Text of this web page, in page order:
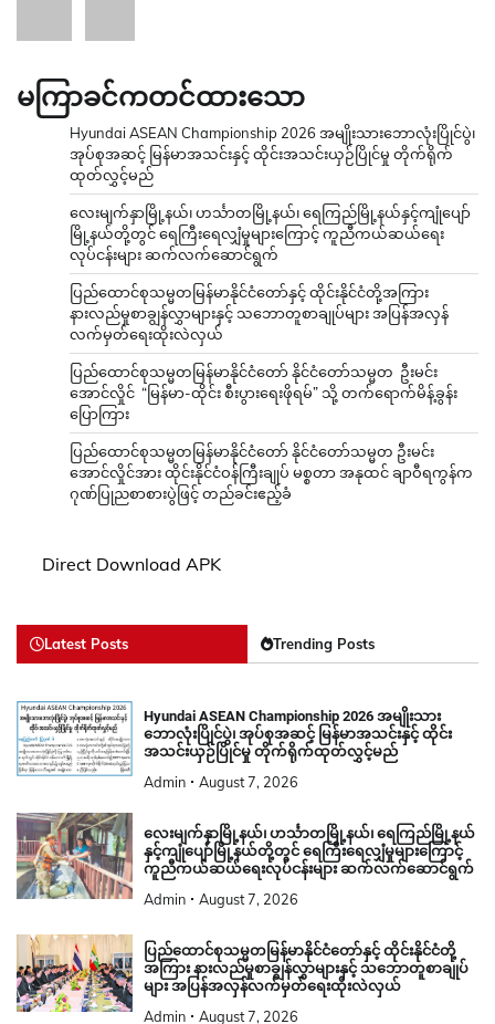
မကြာခင်ကတင်ထားသော
Hyundai ASEAN Championship 2026 အမျိုးသားဘောလုံးပြိုင်ပွဲ၊
အုပ်စုအဆင့် မြန်မာအသင်းနှင့် ထိုင်းအသင်းယှဉ်ပြိုင်မှု တိုက်ရိုက်
ထုတ်လွှင့်မည်
လေးမျက်နှာမြို့နယ်၊ ဟင်္သာတမြို့နယ်၊ ရေကြည်မြို့နယ်နှင့်ကျုံပျော်
မြို့နယ်တို့တွင် ရေကြီးရေလျှံမှုများကြောင့် ကူညီကယ်ဆယ်ရေး
လုပ်ငန်းများ ဆက်လက်ဆောင်ရွက်
ပြည်ထောင်စုသမ္မတမြန်မာနိုင်ငံတော်နှင့် ထိုင်းနိုင်ငံတို့အကြား
နားလည်မှုစာချွန်လွှာများနှင့် သဘောတူစာချုပ်များ အပြန်အလှန်
လက်မှတ်ရေးထိုးလဲလှယ်
ပြည်ထောင်စုသမ္မတမြန်မာနိုင်ငံတော် နိုင်ငံတော်သမ္မတ ဦးမင်း
အောင်လှိုင် “မြန်မာ-ထိုင်း စီးပွားရေးဖိုရမ်” သို့ တက်ရောက်မိန့်ခွန်း
ပြောကြား
ပြည်ထောင်စုသမ္မတမြန်မာနိုင်ငံတော် နိုင်ငံတော်သမ္မတ ဦးမင်း
အောင်လှိုင်အား ထိုင်းနိုင်ငံဝန်ကြီးချုပ် မစ္စတာ အနုထင် ချာဝီရကွန်က
ဂုဏ်ပြုညစာစားပွဲဖြင့် တည်ခင်းဧည့်ခံ
Direct Download APK
Latest Posts Trending Posts
Hyundai ASEAN Championship 2026 အမျိုးသား
ဘောလုံးပြိုင်ပွဲ၊ အုပ်စုအဆင့် မြန်မာအသင်းနှင့် ထိုင်း
အသင်းယှဉ်ပြိုင်မှု တိုက်ရိုက်ထုတ်လွှင့်မည်
Admin August 7, 2026
လေးမျက်နှာမြို့နယ်၊ ဟင်္သာတမြို့နယ်၊ ရေကြည်မြို့နယ်
နှင့်ကျုံပျော်မြို့နယ်တို့တွင် ရေကြီးရေလျှံမှုများကြောင့်
ကူညီကယ်ဆယ်ရေးလုပ်ငန်းများ ဆက်လက်ဆောင်ရွက်
Admin August 7, 2026
ပြည်ထောင်စုသမ္မတမြန်မာနိုင်ငံတော်နှင့် ထိုင်းနိုင်ငံတို့
အကြား နားလည်မှုစာချွန်လွှာများနှင့် သဘောတူစာချုပ်
များ အပြန်အလှန်လက်မှတ်ရေးထိုးလဲလှယ်
Admin August 7, 2026